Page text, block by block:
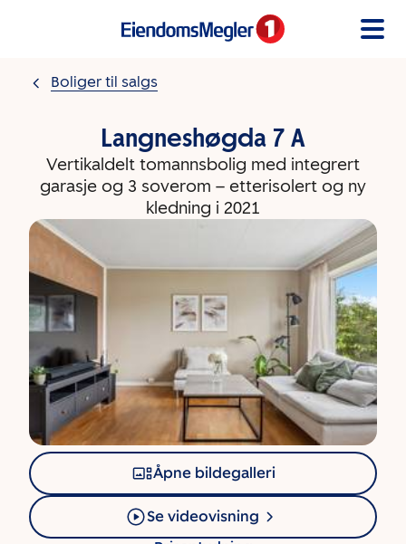
Boliger til salgs
Langneshøgda 7 A
Vertikaldelt tomannsbolig med integrert
garasje og 3 soverom – etterisolert og ny
kledning i 2021
Åpne bildegalleri
Se videovisning